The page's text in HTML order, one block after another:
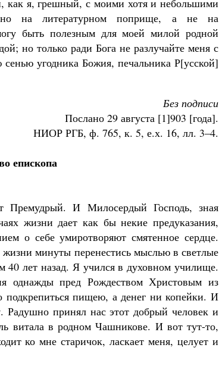
как я, грешный, с моими хотя и небольшими
на литературном поприще, а не на
быть полезным для моей милой родной
но только ради Бога не разлучайте меня с
угодника Божия, печальника Р[усской]
Без подписи
Послано 29 августа [1]903 [года].
НИОР РГБ, ф. 765, к. 5, е.х. 16, лл. 3–4.
епископа
Премудрый. И Милосердый Господь, зная
жизни дает как бы некие предуказания,
о себе умиротворяют смятенное сердце.
минуты перенестись мыслью в светлые
40 лет назад. Я учился в духовном училище.
однажды пред Рождеством Христовым из
пищею, а денег ни копейки. И
принял нас этот добрый человек и
витала в родном Чашникове. И вот тут-то,
ко мне старичок, ласкает меня, целует и